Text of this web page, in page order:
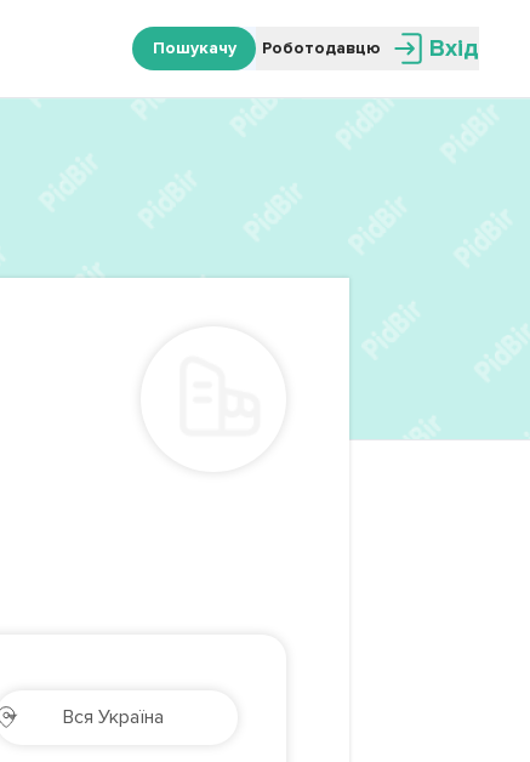
Пошукачу Роботодавцю Вхід